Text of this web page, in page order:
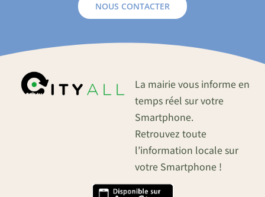
NOUS CONTACTER
La mairie vous informe en
temps réel sur votre
Smartphone.
Retrouvez toute
l’information locale sur
votre Smartphone !